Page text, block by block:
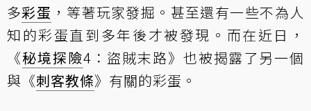
多彩蛋 ，等著玩家發掘。甚至還有一些不為人
知的彩蛋直到多年後才被發現。而在近日，
《秘境探險4：盜賊末路》也被揭露了另一個
與《刺客教條》有關的彩蛋。